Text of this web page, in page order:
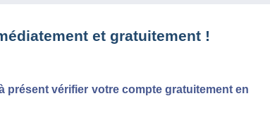
et gratuitement !
présent vérifier votre compte gratuitement en